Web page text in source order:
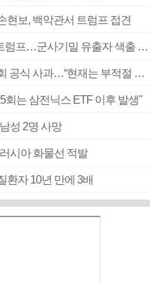
현보, 백악관서 트럼프 접견
‘탄약 부족 사태’ 보도에 격노한 트럼프…군사기밀 유출자 색출 지시
[속보] ‘심판 성접대’ 논란 축구협회 공식 사과…“현재는 부적절 행위 없어”
회는 삼전닉스 ETF 이후 발생"
성 2명 사망
시아 화물선 적발
자 10년 만에 3배